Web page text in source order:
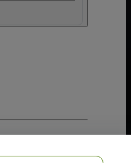
Mobilanwendungen